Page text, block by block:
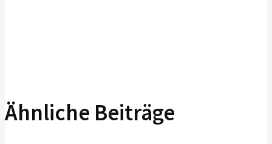
Ähnliche Beiträge